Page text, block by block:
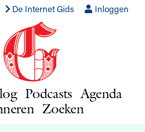
De Internet Gids Inloggen
Podcasts Agenda
Zoeken